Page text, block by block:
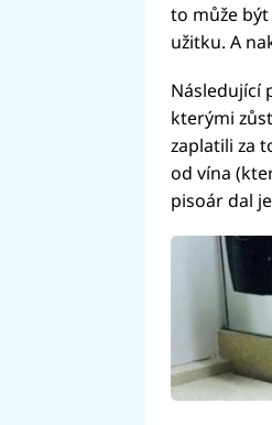
to může
užitku. A
Následující
kterými
zaplatili za
od vína
pisoár dal